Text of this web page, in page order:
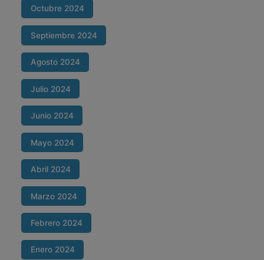
Octubre 2024
Septiembre 2024
Agosto 2024
Julio 2024
Junio 2024
Mayo 2024
Abril 2024
Marzo 2024
Febrero 2024
Enero 2024